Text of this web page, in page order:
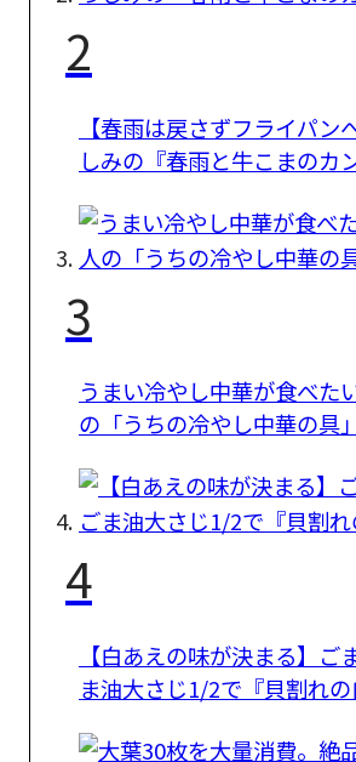
2
【春雨は戻さずフライパン
しみの『春雨と牛こまのカ
3
うまい冷やし中華が食べた
の「うちの冷やし中華の具
4
【白あえの味が決まる】
ま油大さじ1/2で『貝割れの